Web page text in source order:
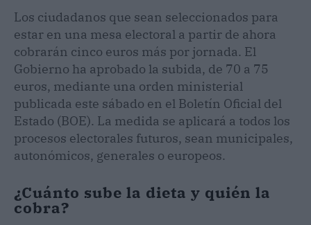
Los ciudadanos que sean seleccionados para
estar en una mesa electoral a partir de ahora
cobrarán cinco euros más por jornada. El
Gobierno ha aprobado la subida, de 70 a 75
euros, mediante una orden ministerial
publicada este sábado en el Boletín Oficial del
Estado (BOE). La medida se aplicará a todos los
procesos electorales futuros, sean municipales,
autonómicos, generales o europeos.
¿Cuánto sube la dieta y quién la
cobra?